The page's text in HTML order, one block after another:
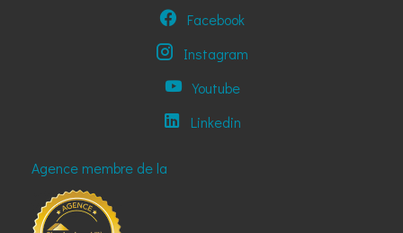
Facebook
Instagram
Youtube
Linkedin
Agence membre de la